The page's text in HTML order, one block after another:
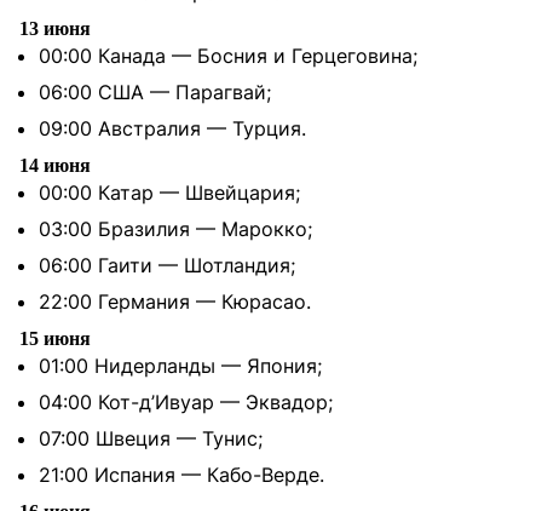
13 июня
00:00 Канада — Босния и Герцеговина;
06:00 США — Парагвай;
09:00 Австралия — Турция.
14 июня
00:00 Катар — Швейцария;
03:00 Бразилия — Марокко;
06:00 Гаити — Шотландия;
22:00 Германия — Кюрасао.
15 июня
01:00 Нидерланды — Япония;
04:00 Кот-д’Ивуар — Эквадор;
07:00 Швеция — Тунис;
21:00 Испания — Кабо-Верде.